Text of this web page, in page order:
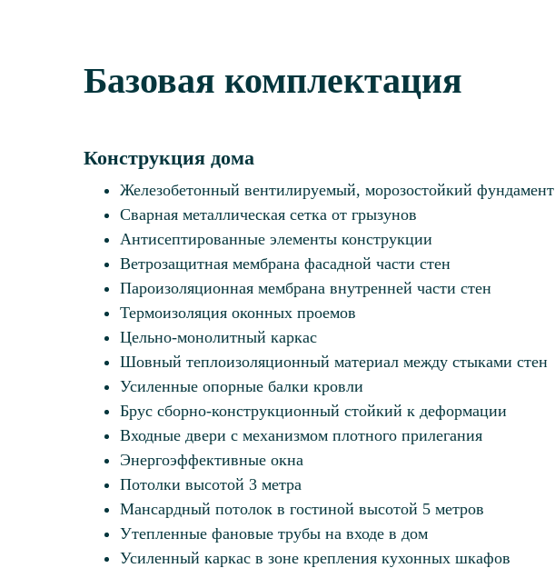
Базовая комплектация
Конструкция дома
Железобетонный вентилируемый, морозостойкий фундамент
Сварная металлическая сетка от грызунов
Антисептированные элементы конструкции
Ветрозащитная мембрана фасадной части стен
Пароизоляционная мембрана внутренней части стен
Термоизоляция оконных проемов
Цельно-монолитный каркас
Шовный теплоизоляционный материал между стыками стен
Усиленные опорные балки кровли
Брус сборно-конструкционный стойкий к деформации
Входные двери с механизмом плотного прилегания
Энергоэффективные окна
Потолки высотой 3 метра
Мансардный потолок в гостиной высотой 5 метров
Утепленные фановые трубы на входе в дом
Усиленный каркас в зоне крепления кухонных шкафов